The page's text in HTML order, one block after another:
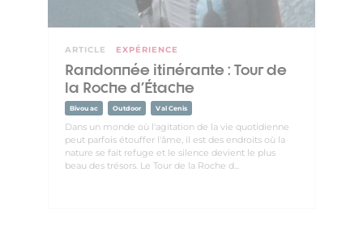
ARTICLE EXPÉRIENCE
Randonnée itinérante : Tour de
la Roche d'Étache
Bivouac Outdoor Val Cenis
Dans un monde où l'agitation de la vie quotidienne
peut parfois étouffer l'âme, il est des endroits où la
nature se fait refuge et le silence devient le plus
beau des trésors. Le Tour de la Roche d...